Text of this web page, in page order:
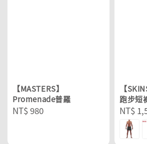
【MASTERS】
Promenade普羅
Regular
NT$ 980
【
跑步短
Sale
price
NT$